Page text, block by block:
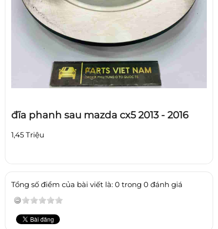
đĩa phanh sau mazda cx5 2013 - 2016
1,45 Triệu
Tổng số điểm của bài viết là: 0 trong 0 đánh giá